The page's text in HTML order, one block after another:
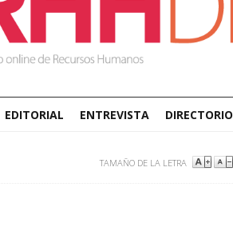
EDITORIAL ENTREVISTA DIRECTORIO
TAMAÑO DE LA LETRA